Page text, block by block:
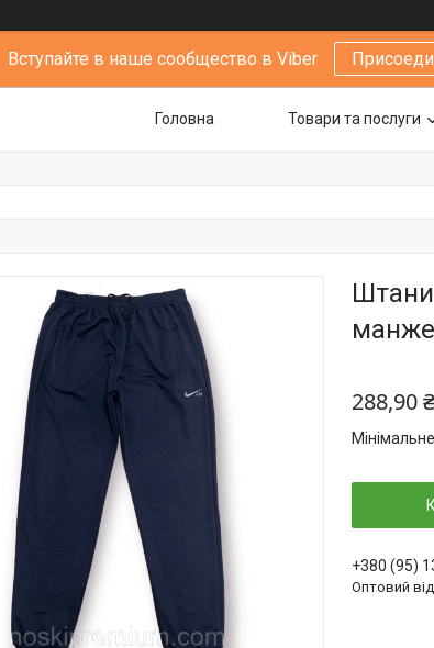
Вступайте в наше сообщество в Viber
Головна Товари та послуги
Штани
288,90 ₴
+380 (95)
Оптовий